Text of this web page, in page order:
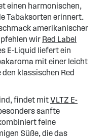
einen harmonischen,
Tabaksorten erinnert.
amerikanischer
wir Red Label
E-Liquid liefert ein
mit einer leicht
klassischen Red
findet mitVLTZ E-
sanfte
feine
Süße, die das